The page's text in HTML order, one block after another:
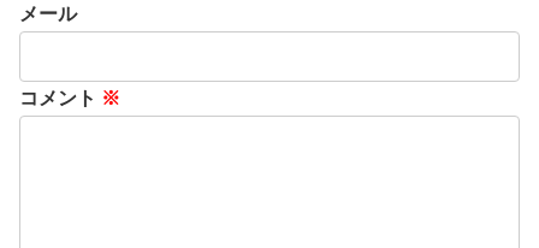
メール
コメント ※